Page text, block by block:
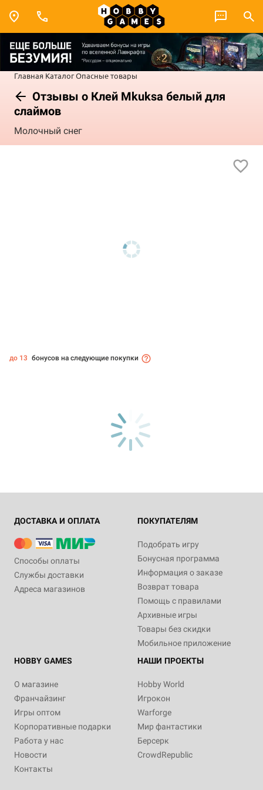
Главная КаталогОпасные товары
Отзывы о Клей Mkuksa белый для
слаймов
Молочный снег
до 13 бонусов на следующие покупки
ДОСТАВКА И ОПЛАТА
Способы оплаты
Службы доставки
Адреса магазинов
ПОКУПАТЕЛЯМ
Подобрать игру
Бонусная программа
Информация о заказе
Возврат товара
Помощь с правилами
Архивные игры
Товары без скидки
Мобильное приложение
HOBBY GAMES
О магазине
Франчайзинг
Игры оптом
Корпоративные подарки
Работа у нас
Новости
Контакты
НАШИ ПРОЕКТЫ
Hobby World
Игрокон
Warforge
Мир фантастики
Берсерк
CrowdRepublic